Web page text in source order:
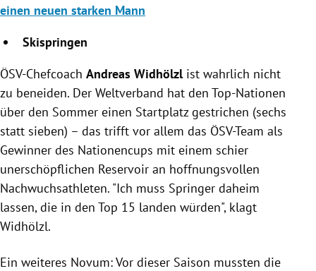
einen neuen starken Mann
Skispringen
ÖSV-Chefcoach Andreas Widhölzlist wahrlich nicht
zu beneiden. Der Weltverband hat den Top-Nationen
über den Sommer einen Startplatz gestrichen (sechs
statt sieben) – das trifft vor allem das ÖSV-Team als
Gewinner des Nationencups mit einem schier
unerschöpflichen Reservoir an hoffnungsvollen
Nachwuchsathleten. "Ich muss Springer daheim
lassen, die in den Top 15 landen würden", klagt
Widhölzl.
Ein weiteres Novum: Vor dieser Saison mussten die